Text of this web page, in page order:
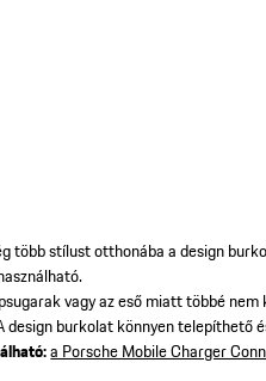
több stílust otthonába a design
vagy az eső miatt többé
design burkolat könnyen
a Porsche Mobile Charger